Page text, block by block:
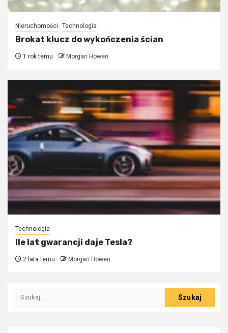
Nieruchomości Technologia
Brokat klucz do wykończenia ścian
1 rok temu Morgan Howen
Technologia
Ile lat gwarancji daje Tesla?
2 lata temu Morgan Howen
Szukaj: